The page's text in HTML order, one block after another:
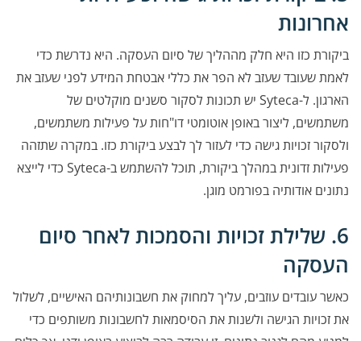
אחרונות
ביקורת כזו היא חלק מההליך של סיום העסקה. היא נדרשת כדי
לאמת שעובד שעזב לא הפר את כללי אבטחת המידע לפני שעזב את
הארגון. ל-Syteca יש תכונות לסקור סשנים מוקלטים של
משתמשים, ליצור באופן אוטומטי דו"חות על פעילות משתמשים,
ולסקור זכויות גישה כדי לעזור לך לבצע ביקורת כזו. במקרה שתזהה
פעילות זדונית במהלך ביקורת, תוכל להשתמש ב-Syteca כדי לייצא
נתונים אודותיה בפורמט מוגן.
6. שלילת זכויות והסמכות לאחר סיום
העסקה
כאשר עובדים עוזבים, עליך למחוק את חשבונותיהם האישיים, לשלול
את זכויות הגישה ולשנות את הסיסמאות לחשבונות משותפים כדי